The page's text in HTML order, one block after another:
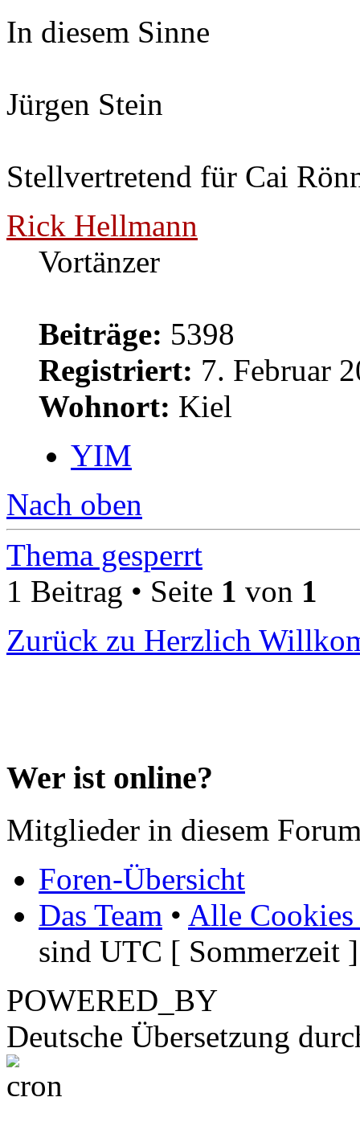
In diesem Sinne
Jürgen Stein
Stellvertretend für Cai
Rick Hellmann
Vortänzer
Beiträge: 5398
Registriert: 7. Februar
Wohnort: Kiel
YIM
Nach oben
Thema gesperrt
1 Beitrag • Seite 1 von 1
Zurück zu Herzlich
Wer ist online?
Mitglieder in diesem
Foren-Übersicht
Das Team • Alle Cookies
sind UTC [ Sommerzeit ]
POWERED_BY
Deutsche Übersetzung